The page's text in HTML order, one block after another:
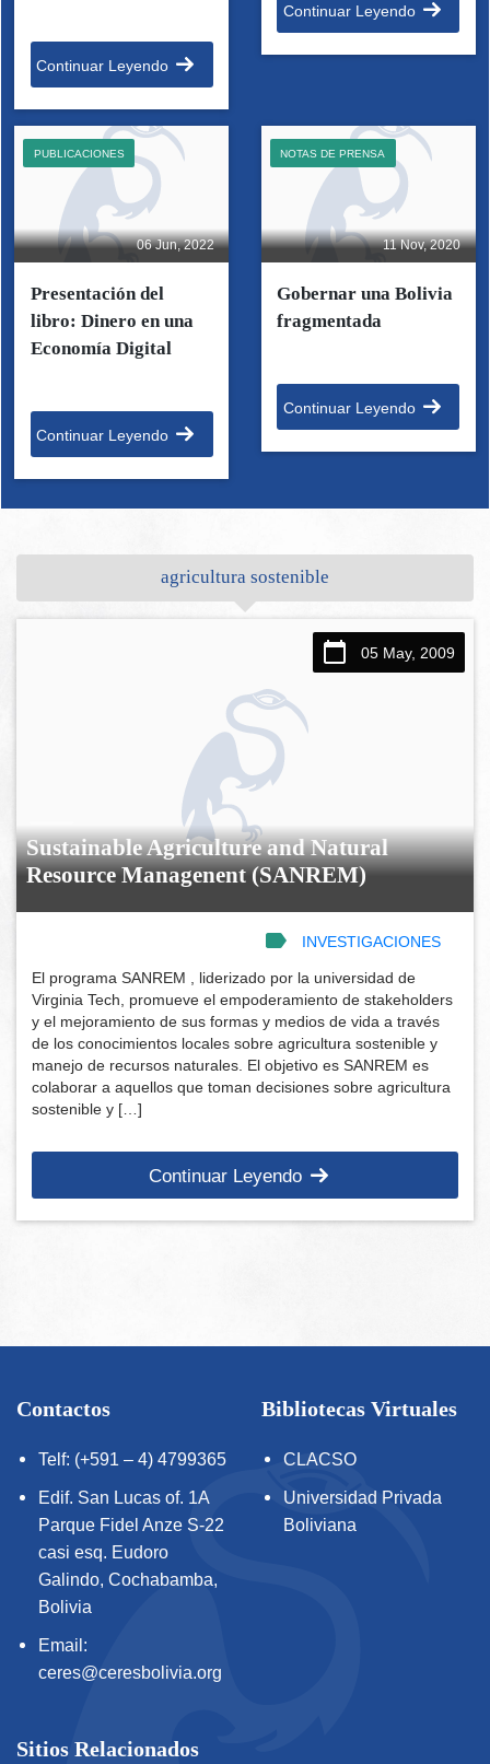
Continuar Leyendo
Continuar Leyendo
06 Jun, 2022
PUBLICACIONES
Presentación del
libro: Dinero en una
Economía Digital
Continuar Leyendo
11 Nov, 2020
NOTAS DE PRENSA
Gobernar una Bolivia
fragmentada
Continuar Leyendo
agricultura sostenible
05 May, 2009
Sustainable Agriculture and Natural
Resource Managenent (SANREM)
INVESTIGACIONES
El programa SANREM , liderizado por la universidad de
Virginia Tech, promueve el empoderamiento de stakeholders
y el mejoramiento de sus formas y medios de vida a través
de los conocimientos locales sobre agricultura sostenible y
manejo de recursos naturales. El objetivo es SANREM es
colaborar a aquellos que toman decisiones sobre agricultura
sostenible y […]
Continuar Leyendo
Contactos
Telf: (+591 – 4) 4799365
Edif. San Lucas of. 1A
Parque Fidel Anze S-22
casi esq. Eudoro
Galindo, Cochabamba,
Bolivia
Email:
ceres@ceresbolivia.org
Bibliotecas Virtuales
CLACSO
Universidad Privada
Boliviana
Sitios Relacionados